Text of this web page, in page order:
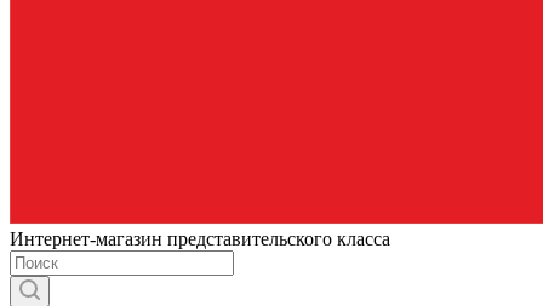
Интернет-магазин представительского класса